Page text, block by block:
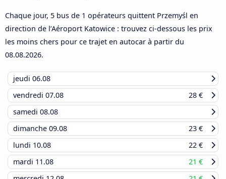
Chaque jour, 5 bus de 1 opérateurs quittent Przemyśl en
direction de l’Aéroport Katowice : trouvez ci-dessous les prix
les moins chers pour ce trajet en autocar à partir du
08.08.2026.
jeudi 06.08
vendredi 07.08
28 €
samedi 08.08
dimanche 09.08
23 €
lundi 10.08
22 €
mardi 11.08
21 €